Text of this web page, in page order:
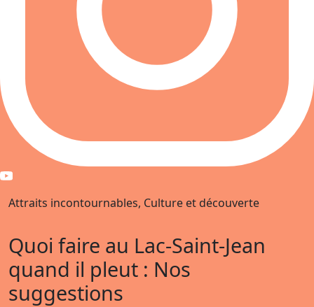
Attraits incontournables, Culture et découverte
Quoi faire au Lac-Saint-Jean
quand il pleut : Nos
suggestions